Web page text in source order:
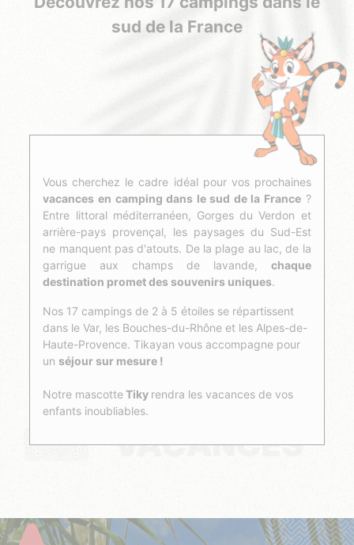
sud de la France
Vous cherchez le cadre idéal pour vos prochaines
vacances en camping dans le sud de la France ?
Entre littoral méditerranéen, Gorges du Verdon et
arrière-pays provençal, les paysages du Sud-Est
ne manquent pas d'atouts. De la plage au lac, de la
garrigue aux champs de lavande, chaque
destination promet des souvenirs uniques.
Nos 17 campings de 2 à 5 étoiles se répartissent
dans le Var, les Bouches-du-Rhône et les Alpes-de-
Haute-Provence. Tikayan vous accompagne pour
un séjour sur mesure !
Notre mascotteTiky rendra les vacances de vos
enfants inoubliables.
VACANCES